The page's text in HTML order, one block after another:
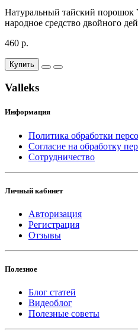
Натуральный тайский порошок
народное средство двойного
460 р.
Купить
Valleks
Информация
Политика обработки
Согласие на обработку
Сотрудничество
Личный кабинет
Авторизация
Регистрация
Отзывы
Полезное
Блог статей
Видеоблог
Полезные советы